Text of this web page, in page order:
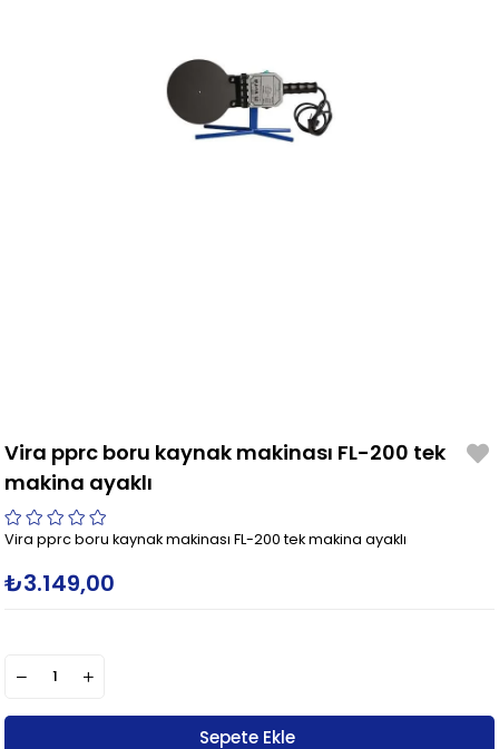
Vira pprc boru kaynak makinası FL-200 tek
makina ayaklı
Vira pprc boru kaynak makinası FL-200 tek makina ayaklı
₺3.149,00